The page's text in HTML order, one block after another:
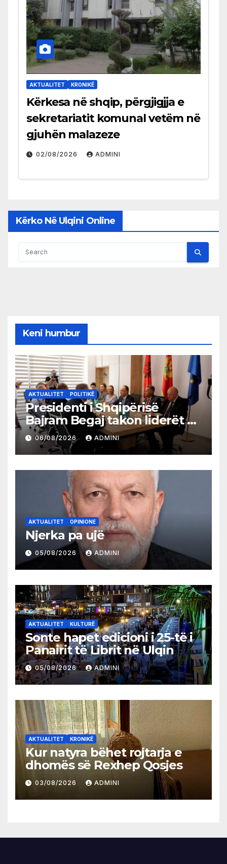
AKTUALITET KRONIKË
Kërkesa në shqip, përgjigjja e
sekretariatit komunal vetëm në
gjuhën malazeze
02/08/2026 ADMINI
Kërko Në Ulqini Online
Keni humbur
AKTUALITET POLITIKË
Presidenti i Shqipërisë
Bajram Begaj takon liderët e
partive shqiptare në Ulqin
06/08/2026 ADMINI
AKTUALITET OPINIONE
Njerka pa ujë
05/08/2026 ADMINI
AKTUALITET KULTURË
Sonte hapet edicioni i 25-të i
Panairit të Librit në Ulqin
05/08/2026 ADMINI
AKTUALITET KRONIKË
Kur natyra bëhet rojtarja e
dhomës së Rexhep Qosjes
03/08/2026 ADMINI